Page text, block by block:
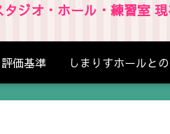
ジオ・ホール・練習室
価基準 しまりすホールと